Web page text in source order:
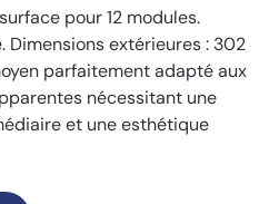
pour 12 modules.
Dimensions extérieures : 302
parfaitement adapté aux
nécessitant une
et une esthétique